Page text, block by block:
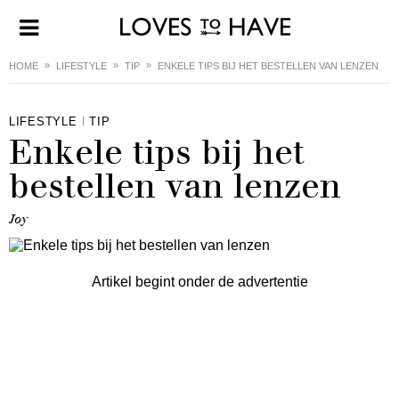
HOME LIFESTYLE TIP ENKELE TIPS BIJ HET BESTELLEN VAN LENZEN
LIFESTYLE TIP
Enkele tips bij het
bestellen van lenzen
Joy
Artikel begint onder de advertentie